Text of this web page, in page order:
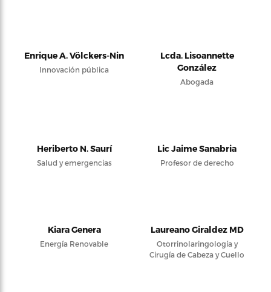
Enrique A. Völckers-Nin
Innovación pública
Lcda. Lisoannette
González
Abogada
Heriberto N. Saurí
Salud y emergencias
Lic Jaime Sanabria
Profesor de derecho
Kiara Genera
Energía Renovable
Laureano Giraldez MD
Otorrinolaringología y
Cirugía de Cabeza y Cuello